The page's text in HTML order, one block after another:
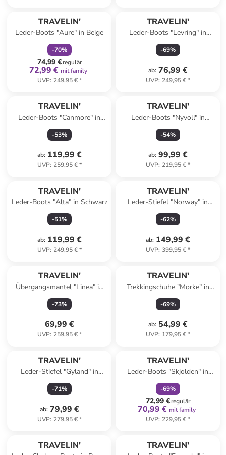
TRAVELIN'
Leder-Boots "Aure" in Beige
-70%
74,99 €regulär
72,99 € mit family
UVP: 249,95 €*
TRAVELIN'
Leder-Boots "Levring" in
Schwarz
-69%
ab: 76,99 €
UVP: 249,95 €*
TRAVELIN'
Leder-Boots "Canmore" in
Cognac
-53%
ab: 119,99 €
UVP: 259,95 €*
TRAVELIN'
Leder-Boots "Nyvoll" in
Braun/ Schwarz
-54%
ab: 99,99 €
UVP: 219,95 €*
TRAVELIN'
Leder-Boots "Alta" in Schwarz
-51%
ab: 119,99 €
UVP: 249,95 €*
TRAVELIN'
Leder-Stiefel "Norway" in
Schwarz
-62%
ab: 149,99 €
UVP: 399,95 €*
TRAVELIN'
Übergangsmantel "Linea" in
Creme
-73%
69,99 €
UVP: 259,95 €*
TRAVELIN'
Trekkingschuhe "Morke" in
Schwarz
-69%
ab: 54,99 €
UVP: 179,95 €*
TRAVELIN'
Leder-Stiefel "Gyland" in
Schwarz
-71%
ab: 79,99 €
UVP: 279,95 €*
TRAVELIN'
Leder-Boots "Skjolden" in
Schwarz
-69%
72,99 €regulär
70,99 € mit family
UVP: 229,95 €*
TRAVELIN' TRAVELIN'